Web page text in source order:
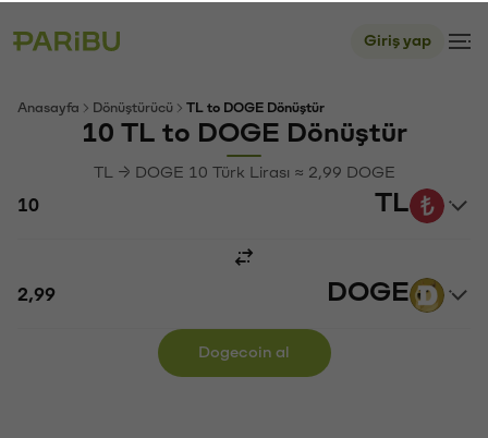
Giriş yap
Anasayfa Dönüştürücü TL to DOGE Dönüştür
10 TL to DOGE Dönüştür
TL → DOGE 10 Türk Lirası ≈ 2,99 DOGE
TL
DOGE
Dogecoin al